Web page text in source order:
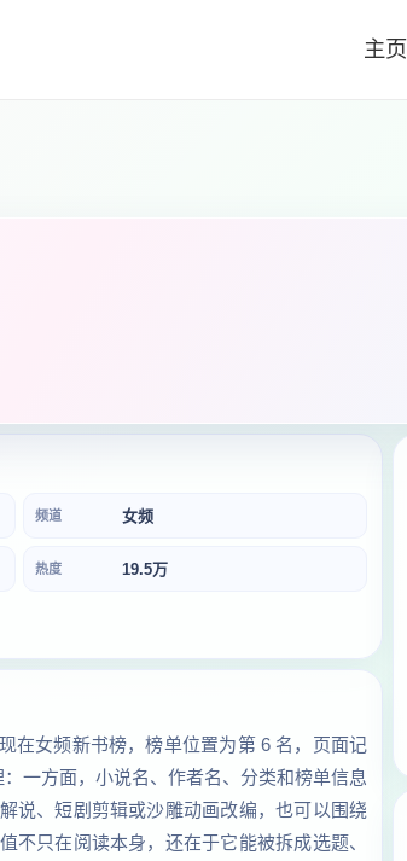
主页
频道 女频
热度 19.5万
在女频新书榜，榜单位置为第 6 名，页面记
一方面，小说名、作者名、分类和榜单信息
说、短剧剪辑或沙雕动画改编，也可以围绕
不只在阅读本身，还在于它能被拆成选题、